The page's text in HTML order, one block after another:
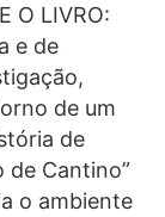
O LIVRO:
e de
de um
de
de Cantino”
o ambiente